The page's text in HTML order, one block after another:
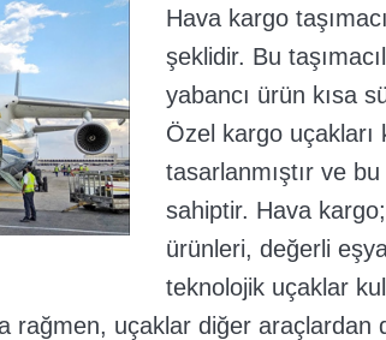
Hava kargo
şeklidir. Bu
yabancı ürün kısa
Özel kargo uçakları
tasarlanmıştır ve
sahiptir. Hava
ürünleri, değerli
teknolojik uçaklar
rağmen, uçaklar diğer araçlardan